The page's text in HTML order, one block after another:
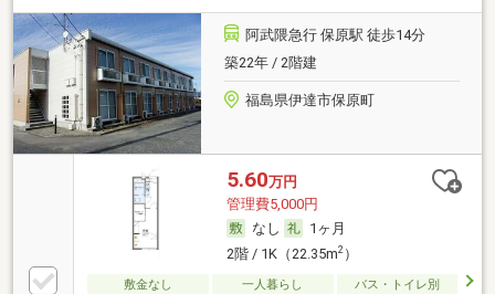
阿武隈急行 保原駅 徒歩14分
築22年 / 2階建
福島県伊達市保原町
5.60万円
管理費5,000円
なし
1ヶ月
2階 / 1K（22.35m2）
敷金なし 一人暮らし
バス・トイレ別